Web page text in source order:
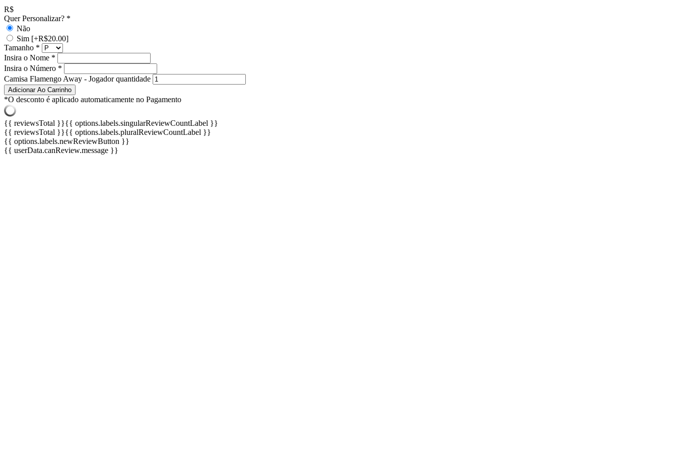
R$
Quer Personalizar? *
Não
Sim [+R$20.00]
Tamanho *
Insira o Nome *
Insira o Número *
Camisa Flamengo Away - Jogador quantidade
Adicionar Ao Carrinho
*O desconto é aplicado automaticamente no Pagamento
{{ reviewsTotal }}{{ options.labels.singularReviewCountLabel }}
{{ reviewsTotal }}{{ options.labels.pluralReviewCountLabel }}
{{ options.labels.newReviewButton }}
{{ userData.canReview.message }}